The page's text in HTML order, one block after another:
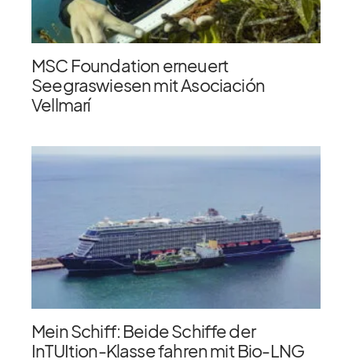
MSC Foundation erneuert
Seegraswiesen mit Asociación
Vellmarí
Mein Schiff: Beide Schiffe der
InTUItion-Klasse fahren mit Bio-LNG